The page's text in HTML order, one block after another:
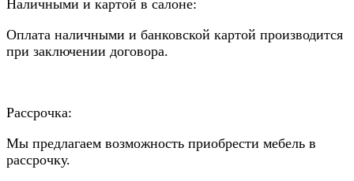
Наличными и картой в салоне:
Оплата наличными и банковской картой производится
при заключении договора.
Рассрочка:
Мы предлагаем возможность приобрести мебель в
рассрочку.